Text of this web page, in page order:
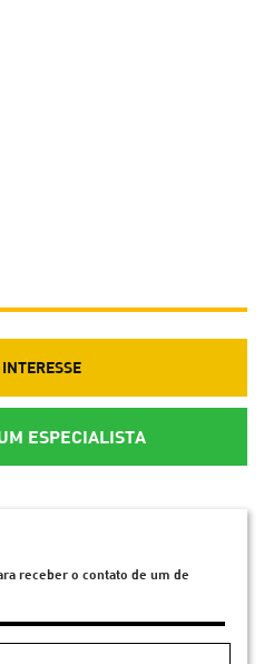
ESPECIALISTA
receber o contato de um de